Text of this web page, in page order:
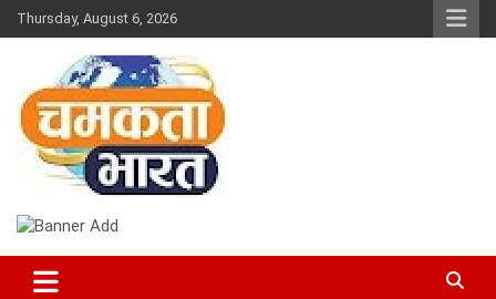
Skip
to
Thursday, August 6, 2026
CHAMAKTA BHARAT